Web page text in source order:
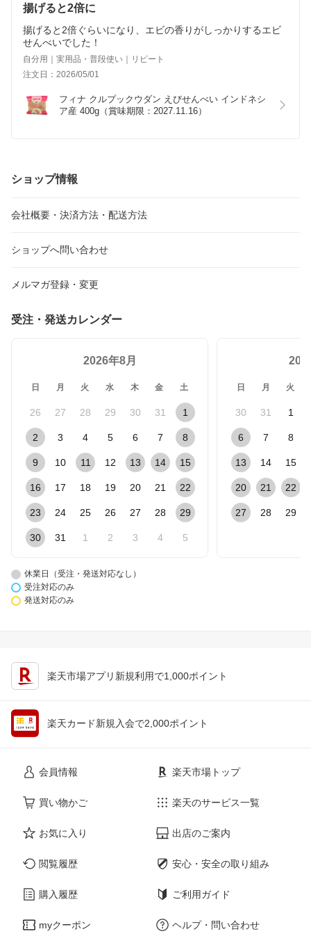
揚げると2倍に
揚げると2倍ぐらいになり、エビの香りがしっかりするエビ
せんべいでした！
自分用｜実用品・普段使い｜リピート
注文日：2026/05/01
フィナ クルプックウダン えびせんべい インドネシ
ア産 400g（賞味期限：2027.11.16）
ショップ情報
会社概要・決済方法・配送方法
ショップへ問い合わせ
メルマガ登録・変更
受注・発送カレンダー
2026年8月
日 月 火 水 木 金 土
26 27 28 29 30 31 1
2 3 4 5 6 7 8
9 10 11 12 13 14 15
16 17 18 19 20 21 22
23 24 25 26 27 28 29
30 31 1 2 3 4 5
日 月 火
30 31 1
6 7 8
13 14 15
20 21 22
27 28 29
休業日（受注・発送対応なし）
受注対応のみ
発送対応のみ
楽天市場アプリ新規利用で1,000ポイント
楽天カード新規入会で2,000ポイント
会員情報
買い物かご
お気に入り
閲覧履歴
購入履歴
myクーポン
楽天市場トップ
楽天のサービス一覧
出店のご案内
安心・安全の取り組み
ご利用ガイド
ヘルプ・問い合わせ